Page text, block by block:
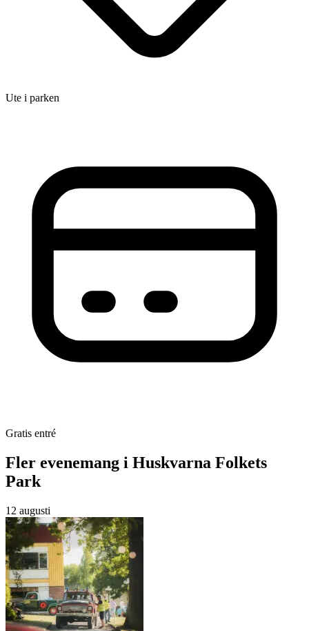
Ute i parken
Gratis entré
Fler evenemang i Huskvarna Folkets
Park
12 augusti